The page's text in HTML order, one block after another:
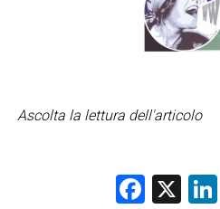
Ascolta la lettura dell'articolo
X